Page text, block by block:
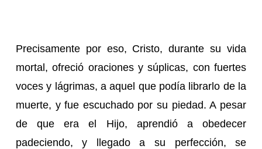
Precisamente por eso, Cristo, durante su vida
mortal, ofreció oraciones y súplicas, con fuertes
voces y lágrimas, a aquel que podía librarlo de la
muerte, y fue escuchado por su piedad. A pesar
de que era el Hijo, aprendió a obedecer
padeciendo, y llegado a su perfección, se